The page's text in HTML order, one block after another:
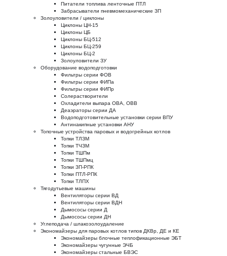
Питатели топлива ленточные ПТЛ
Забрасыватели пневмомеханические ЗП
Золоуловители / циклоны
Циклоны ЦН-15
Циклоны ЦБ
Циклоны БЦ-512
Циклоны БЦ-259
Циклоны БЦ-2
Золоуловители ЗУ
Оборудование водоподготовки
Фильтры серии ФОВ
Фильтры серии ФИПа
Фильтры серии ФИПр
Солерастворители
Охладители выпара ОВА, ОВВ
Деаэраторы серии ДА
Водоподготовительные установки серии ВПУ
Антинакипные установки АНУ
Топочные устройства паровых и водогрейных котлов
Топки ТЛЗМ
Топки ТЧЗМ
Топки ТШПм
Топки ТШПмц
Топки ЗП-РПК
Топки ПТЛ-РПК
Топки ТЛПХ
Тягодутьевые машины
Вентиляторы серии ВД
Вентиляторы серии ВДН
Дымососы серии Д
Дымососы серии ДН
Углеподача / шлакозолоудаление
Экономайзеры для паровых котлов типов ДКВр, ДЕ и КЕ
Экономайзеры блочные теплофикационные ЭБТ
Экономайзеры чугунные ЭЧБ
Экономайзеры стальные БВЭС